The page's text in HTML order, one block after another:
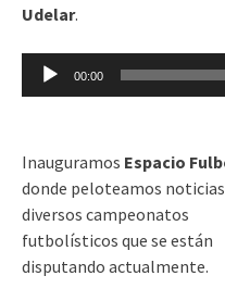
Udelar.
Reproductor
00:00
Inauguramos Espacio
donde peloteamos
diversos campeonatos
futbolísticos que se están
disputando actualmente.